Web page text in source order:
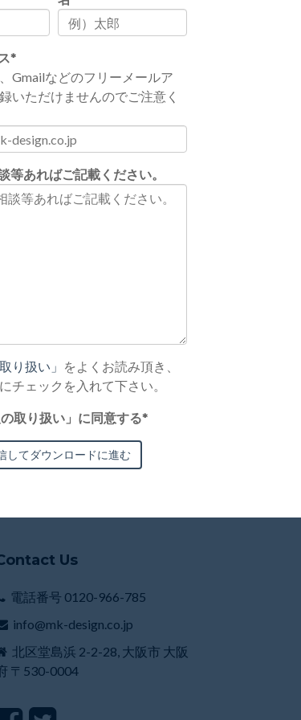
*
Gmailなどのフリーメールア
いただけませんのでご注意く
等あればご記載ください。
り扱い」 をよくお読み頂き、
チェックを入れて下さい。
の取り扱い」に同意する*
Us
電話番号 0120-966-785
info@mk-design.co.jp
北区堂島浜 2-2-28, 大阪市 大阪
〒530-0004